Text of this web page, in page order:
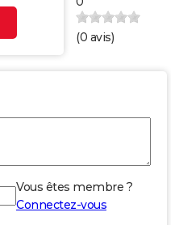
(0 avis)
Vous êtes membre ?
Connectez-vous